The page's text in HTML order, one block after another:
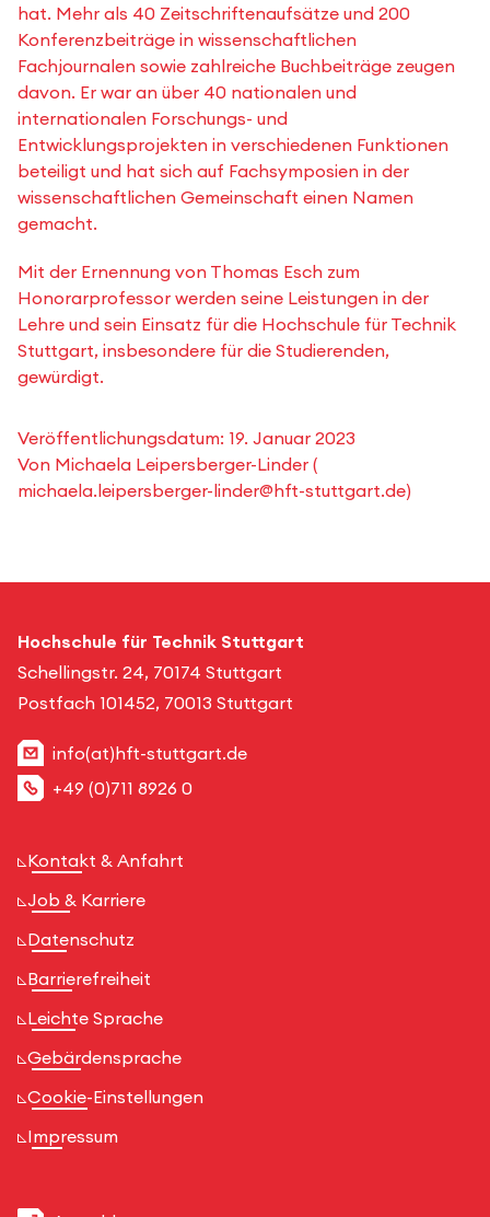
hat. Mehr als 40 Zeitschriftenaufsätze und 200
Konferenzbeiträge in wissenschaftlichen
Fachjournalen sowie zahlreiche Buchbeiträge zeugen
davon. Er war an über 40 nationalen und
internationalen Forschungs- und
Entwicklungsprojekten in verschiedenen Funktionen
beteiligt und hat sich auf Fachsymposien in der
wissenschaftlichen Gemeinschaft einen Namen
gemacht.
Mit der Ernennung von Thomas Esch zum
Honorarprofessor werden seine Leistungen in der
Lehre und sein Einsatz für die Hochschule für Technik
Stuttgart, insbesondere für die Studierenden,
gewürdigt.
Veröffentlichungsdatum: 19. Januar 2023
Von Michaela Leipersberger-Linder (
michaela.leipersberger-linder@hft-stuttgart.de)
Hochschule für Technik Stuttgart
Schellingstr. 24, 70174 Stuttgart
Postfach 101452, 70013 Stuttgart
info(at)hft-stuttgart.de
+49 (0)711 8926 0
Kontakt & Anfahrt
Job & Karriere
Datenschutz
Barrierefreiheit
Leichte Sprache
Gebärdensprache
Cookie-Einstellungen
Impressum